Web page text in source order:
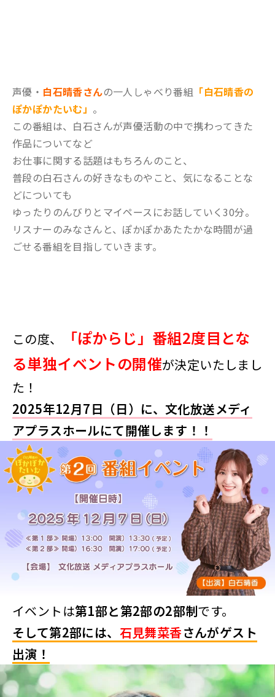
声優・ 白石晴香さんの一人しゃべり番組 「白石晴香の
ぽかぽかたいむ」 。
この番組は、白石さんが声優活動の中で携わってきた
作品についてなど
お仕事に関する話題はもちろんのこと、
普段の白石さんの好きなものやこと、気になることな
どについても
ゆったりのんびりとマイペースにお話していく30分。
リスナーのみなさんと、ぽかぽかあたたかな時間が過
ごせる番組を目指していきます。
この度、
「ぽからじ」番組2度目とな
る単独イベントの開催が決定いたしまし
た！
2025年12月7日（日） に、文化放送メディ
アプラスホールにて開催します！！
イベントは第1部と第2部の2部制です。
そして第2部には、 石見舞菜香さんがゲスト
出演！